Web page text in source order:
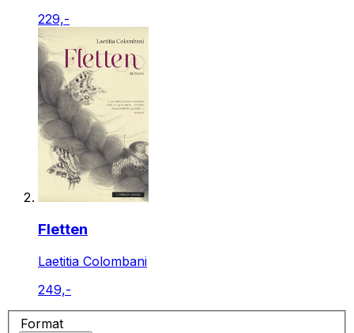
229,-
Fletten
Laetitia Colombani
249,-
Format